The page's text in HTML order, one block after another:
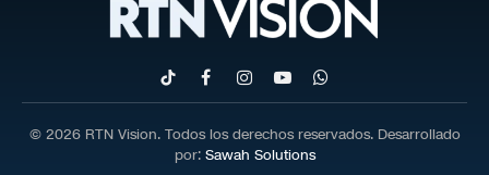
TikTokFacebookInstagram
YouTubeWhatsApp
© 2026 RTN Vision. Todos los derechos reservados. Desarrollado
por: Sawah Solutions